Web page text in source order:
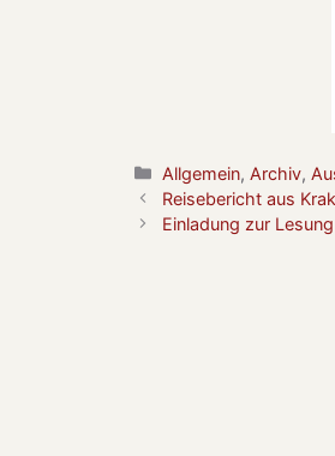
Kategorien
Allgemein, Archiv,
Reisebericht aus
Einladung zur